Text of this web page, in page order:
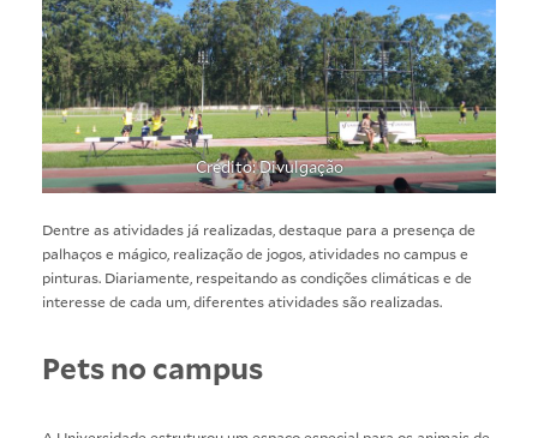
Crédito: Divulgação
Dentre as atividades já realizadas, destaque para a presença de
palhaços e mágico, realização de jogos, atividades no campus e
pinturas. Diariamente, respeitando as condições climáticas e de
interesse de cada um, diferentes atividades são realizadas.
Pets no campus